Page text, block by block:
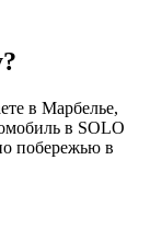
в Марбелье,
в SOLO
побережью в